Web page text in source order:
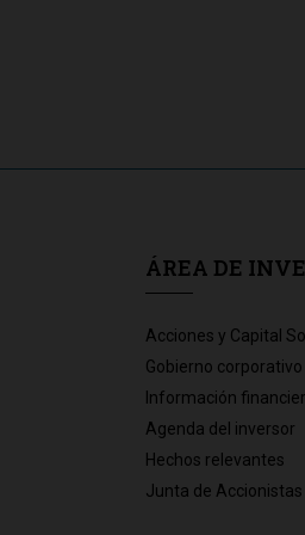
ÁREA DE
Acciones y Capital
Gobierno corporativo
Información
Agenda del inversor
Hechos relevantes
Junta de Accionistas